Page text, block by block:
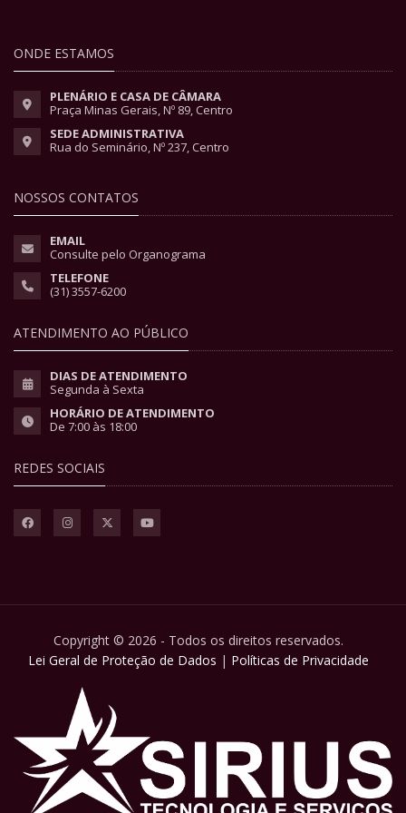
ONDE ESTAMOS
PLENÁRIO E CASA DE CÂMARA
Praça Minas Gerais, Nº 89, Centro
SEDE ADMINISTRATIVA
Rua do Seminário, Nº 237, Centro
NOSSOS CONTATOS
EMAIL
Consulte pelo Organograma
TELEFONE
(31) 3557-6200
ATENDIMENTO AO PÚBLICO
DIAS DE ATENDIMENTO
Segunda à Sexta
HORÁRIO DE ATENDIMENTO
De 7:00 às 18:00
REDES SOCIAIS
Copyright © 2026 - Todos os direitos reservados.
Lei Geral de Proteção de Dados | Políticas de Privacidade